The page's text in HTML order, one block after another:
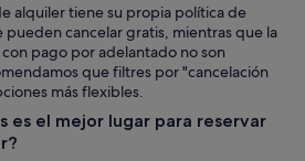
alquiler tiene su propia política de
pueden cancelar gratis, mientras que la
con pago por adelantado no son
que filtres por "cancelación
más flexibles.
es el mejor lugar para reservar